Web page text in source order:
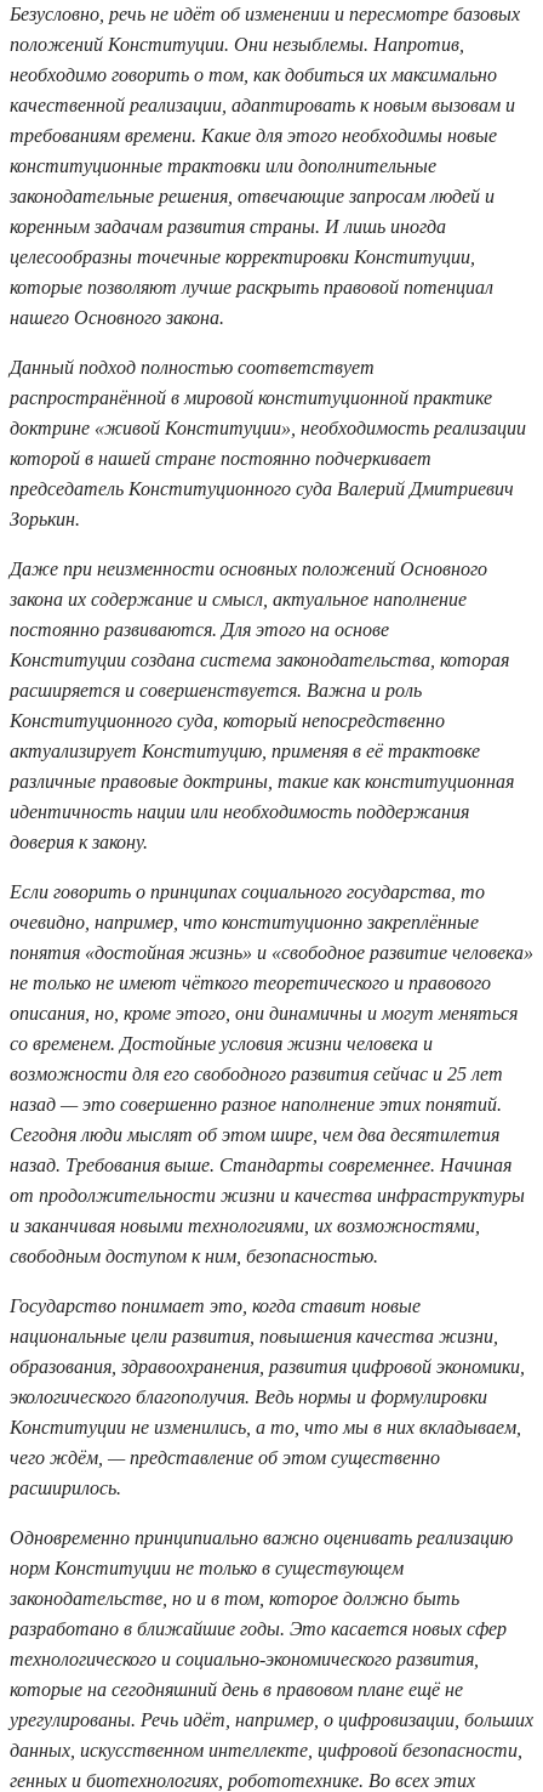
Безусловно, речь не идёт об изменении и пересмотре базовых
положений Конституции. Они незыблемы. Напротив,
необходимо говорить о том, как добиться их максимально
качественной реализации, адаптировать к новым вызовам и
требованиям времени. Какие для этого необходимы новые
конституционные трактовки или дополнительные
законодательные решения, отвечающие запросам людей и
коренным задачам развития страны. И лишь иногда
целесообразны точечные корректировки Конституции,
которые позволяют лучше раскрыть правовой потенциал
нашего Основного закона.
Данный подход полностью соответствует
распространённой в мировой конституционной практике
доктрине «живой Конституции», необходимость реализации
которой в нашей стране постоянно подчеркивает
председатель Конституционного суда Валерий Дмитриевич
Зорькин.
Даже при неизменности основных положений Основного
закона их содержание и смысл, актуальное наполнение
постоянно развиваются. Для этого на основе
Конституции создана система законодательства, которая
расширяется и совершенствуется. Важна и роль
Конституционного суда, который непосредственно
актуализирует Конституцию, применяя в её трактовке
различные правовые доктрины, такие как конституционная
идентичность нации или необходимость поддержания
доверия к закону.
Если говорить о принципах социального государства, то
очевидно, например, что конституционно закреплённые
понятия «достойная жизнь» и «свободное развитие человека»
не только не имеют чёткого теоретического и правового
описания, но, кроме этого, они динамичны и могут меняться
со временем. Достойные условия жизни человека и
возможности для его свободного развития сейчас и 25 лет
назад — это совершенно разное наполнение этих понятий.
Сегодня люди мыслят об этом шире, чем два десятилетия
назад. Требования выше. Стандарты современнее. Начиная
от продолжительности жизни и качества инфраструктуры
и заканчивая новыми технологиями, их возможностями,
свободным доступом к ним, безопасностью.
Государство понимает это, когда ставит новые
национальные цели развития, повышения качества жизни,
образования, здравоохранения, развития цифровой экономики,
экологического благополучия. Ведь нормы и формулировки
Конституции не изменились, а то, что мы в них вкладываем,
чего ждём, — представление об этом существенно
расширилось.
Одновременно принципиально важно оценивать реализацию
норм Конституции не только в существующем
законодательстве, но и в том, которое должно быть
разработано в ближайшие годы. Это касается новых сфер
технологического и социально-экономического развития,
которые на сегодняшний день в правовом плане ещё не
урегулированы. Речь идёт, например, о цифровизации, больших
данных, искусственном интеллекте, цифровой безопасности,
генных и биотехнологиях, робототехнике. Во всех этих